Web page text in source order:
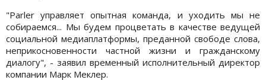
"Parler управляет опытная команда, и уходить мы не
собираемся... Мы будем процветать в качестве ведущей
социальной медиаплатформы, преданной свободе слова,
неприкосновенности частной жизни и гражданскому
диалогу", - заявил временный исполнительный директор
компании Марк Меклер.